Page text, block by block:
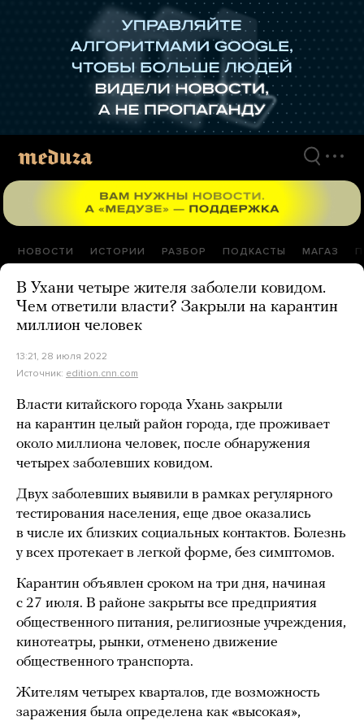
НОВОСТИ ИСТОРИИ РАЗБОР ПОДКАСТЫ МАГАЗ
В Ухани четыре жителя заболели ковидом.
Чем ответили власти? Закрыли на карантин
миллион человек
13:21, 28 июля 2022
Источник: edition.cnn.com
Власти китайского города Ухань закрыли
на карантин целый район города, где проживает
около миллиона человек, после обнаружения
четырех заболевших ковидом.
Двух заболевших выявили в рамках регулярного
тестирования населения, еще двое оказались
в числе их близких социальных контактов. Болезнь
у всех протекает в легкой форме, без симптомов.
Карантин объявлен сроком на три дня, начиная
с 27 июля. В районе закрыты все предприятия
общественного питания, религиозные учреждения,
кинотеатры, рынки, отменено движение
общественного транспорта.
Жителям четырех кварталов, где возможность
заражения была определена как «высокая»,